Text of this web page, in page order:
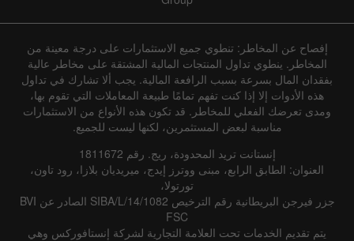
إفصاح عن المخاطر: تنطوي جميع الاستثمارات على درجة معينة من
المخاطر. ينطوي تداول المنتجات المالية المشتقة على مخاطر عالية
بفقدان المال بسرعة بسبب الرافعة المالية. يجب ألا تشارك في تداول
هذه الأدوات إلا إذا كنت تفهم تمامًا طبيعة المعاملات التي تقوم بها،
ومدى تعرضك الفعلي للمخاطر. قد تكون هذه الأنواع من الاستثمارات
مناسبة لبعض المستثمرين، لكنها ليست للجميع.
إنستانت تريد المحدودة، ريج. رقم 1811672
العنوان: الطابق الرابع، مبنى ووترز إيدج، ميريديان بلازا، رود تاون،
تورتولا،
جزر فيرجن البريطانية رقم الترخيص SIBA/L/14/1082 الصادر عن BVI
FSC
يتم تقديم الخدمات تحت العلامة التجارية لشركة إنستافوركس وهي